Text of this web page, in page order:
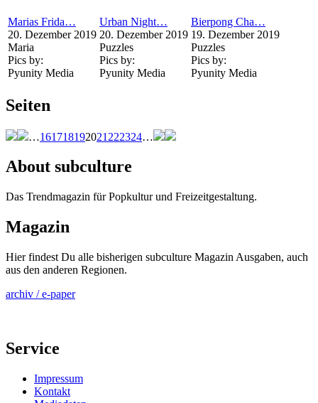
Marias Frida…
20. Dezember 2019
Maria
Pics by:
Pyunity Media
Urban Night…
20. Dezember 2019
Puzzles
Pics by:
Pyunity Media
Bierpong Cha…
19. Dezember 2019
Puzzles
Pics by:
Pyunity Media
Seiten
…161718192021 222324…
About subculture
Das Trendmagazin für Popkultur und Freizeitgestaltung.
Magazin
Hier findest Du alle bisherigen subculture Magazin Ausgaben, auch
aus den anderen Regionen.
archiv / e-paper
Service
Impressum
Kontakt